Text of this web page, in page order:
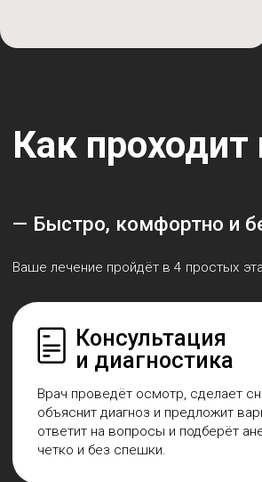
Контакты
персональных данных
Отправить
И ПРОЦЕССЕ ЛЕЧЕНИЯ?